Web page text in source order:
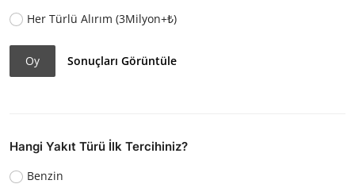
Her Türlü Alırım (3Milyon+₺)
Oy Sonuçları Görüntüle
Hangi Yakıt Türü İlk Tercihiniz?
Benzin